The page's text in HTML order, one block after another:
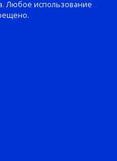
Любое использование